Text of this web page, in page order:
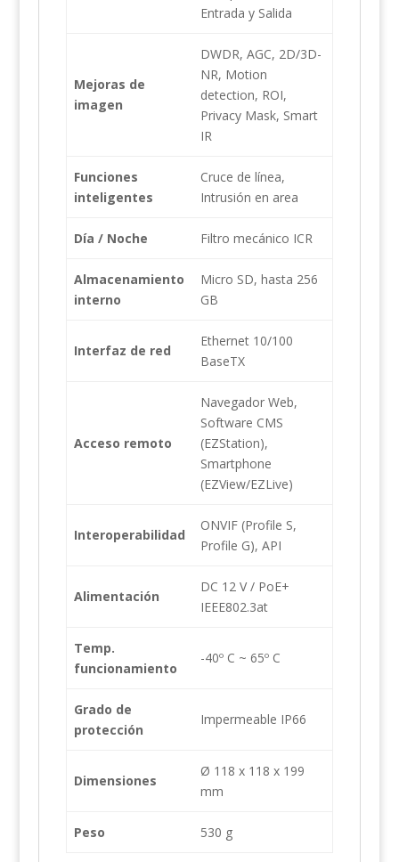
Entrada y Salida
Mejoras de
imagen
DWDR, AGC, 2D/3D-
NR, Motion
detection, ROI,
Privacy Mask, Smart
IR
Funciones
inteligentes
Cruce de línea,
Intrusión en area
Día / Noche Filtro mecánico ICR
Almacenamiento
interno
Micro SD, hasta 256
GB
Interfaz de red
Ethernet 10/100
BaseTX
Acceso remoto
Navegador Web,
Software CMS
(EZStation),
Smartphone
(EZView/EZLive)
Interoperabilidad
ONVIF (Profile S,
Profile G), API
Alimentación
DC 12 V / PoE+
IEEE802.3at
Temp.
funcionamiento
-40º C ~ 65º C
Grado de
protección
Impermeable IP66
Dimensiones
Ø 118 x 118 x 199
mm
Peso 530 g